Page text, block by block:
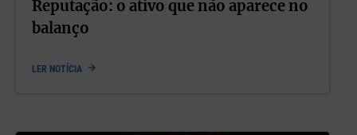
Reputação: o ativo que não aparece no
balanço
LER NOTÍCIA